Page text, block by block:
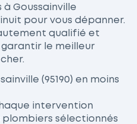
Goussainville
pour vous dépanner.
qualifié et
le meilleur
(95190) en moins
intervention
plombiers sélectionnés